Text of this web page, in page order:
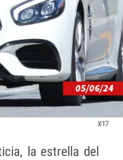
X17
la estrella del